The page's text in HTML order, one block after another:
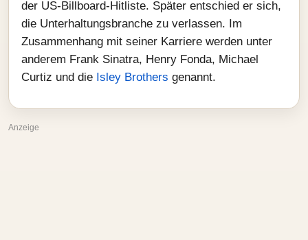
der US-Billboard-Hitliste. Später entschied er sich,
die Unterhaltungsbranche zu verlassen. Im
Zusammenhang mit seiner Karriere werden unter
anderem Frank Sinatra, Henry Fonda, Michael
Curtiz und die Isley Brothers genannt.
Anzeige